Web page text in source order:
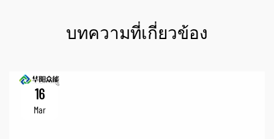
บทความที่เกี่ยวข้อง
16
Mar